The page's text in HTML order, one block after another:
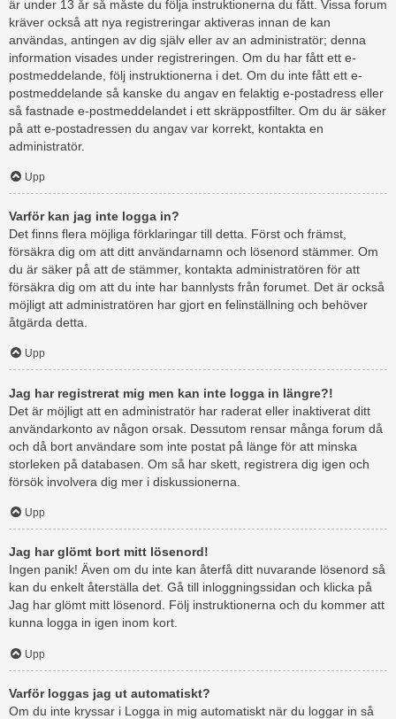
är under 13 år så måste du följa instruktionerna du fått. Vissa forum
kräver också att nya registreringar aktiveras innan de kan
användas, antingen av dig själv eller av an administratör; denna
information visades under registreringen. Om du har fått ett e-
postmeddelande, följ instruktionerna i det. Om du inte fått ett e-
postmeddelande så kanske du angav en felaktig e-postadress eller
så fastnade e-postmeddelandet i ett skräppostfilter. Om du är säker
på att e-postadressen du angav var korrekt, kontakta en
administratör.
Upp
Varför kan jag inte logga in?
Det finns flera möjliga förklaringar till detta. Först och främst,
försäkra dig om att ditt användarnamn och lösenord stämmer. Om
du är säker på att de stämmer, kontakta administratören för att
försäkra dig om att du inte har bannlysts från forumet. Det är också
möjligt att administratören har gjort en felinställning och behöver
åtgärda detta.
Upp
Jag har registrerat mig men kan inte logga in längre?!
Det är möjligt att en administratör har raderat eller inaktiverat ditt
användarkonto av någon orsak. Dessutom rensar många forum då
och då bort användare som inte postat på länge för att minska
storleken på databasen. Om så har skett, registrera dig igen och
försök involvera dig mer i diskussionerna.
Upp
Jag har glömt bort mitt lösenord!
Ingen panik! Även om du inte kan återfå ditt nuvarande lösenord så
kan du enkelt återställa det. Gå till inloggningssidan och klicka på
Jag har glömt mitt lösenord. Följ instruktionerna och du kommer att
kunna logga in igen inom kort.
Upp
Varför loggas jag ut automatiskt?
Om du inte kryssar i Logga in mig automatiskt när du loggar in så